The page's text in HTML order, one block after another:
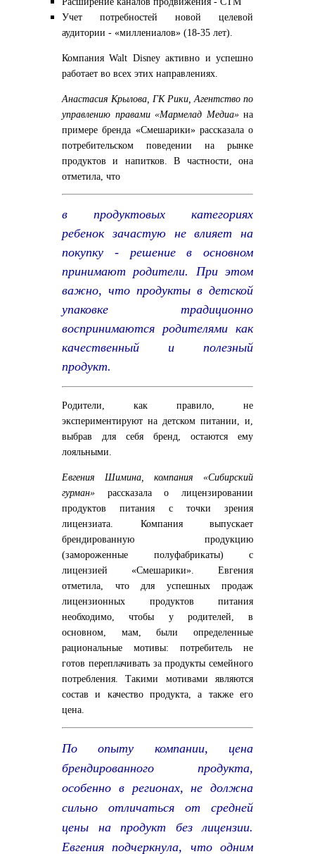
Учет потребностей новой целевой
аудитории - «миллениалов» (18-35 лет).
Компания Walt Disney активно и успешно
работает во всех этих направлениях.
Анастасия Крылова, ГК Рики, Агентство по
управлению правами «Мармелад Медиа» на
примере бренда «Смешарики» рассказала о
потребительском поведении на рынке
продуктов и напитков. В частности, она
отметила, что
в продуктовых категориях
ребенок зачастую не влияет на
покупку - решение в основном
принимают родители. При этом
важно, что продукты в детской
упаковке традиционно
воспринимаются родителями как
качественный и полезный
продукт.
Родители, как правило, не
экспериментируют на детском питании, и,
выбрав для себя бренд, остаются ему
лояльными.
Евгения Шимина, компания «Сибирский
гурман» рассказала о лицензировании
продуктов питания с точки зрения
лицензиата. Компания выпускает
брендированную продукцию
(замороженные полуфабрикаты) с
лицензией «Смешарики». Евгения
отметила, что для успешных продаж
лицензионных продуктов питания
необходимо, чтобы у родителей, в
основном, мам, были определенные
рациональные мотивы: потребитель не
готов переплачивать за продукты семейного
потребления. Такими мотивами являются
состав и качество продукта, а также его
цена.
По опыту компании, цена
брендированного продукта,
особенно в регионах, не должна
сильно отличаться от средней
цены на продукт без лицензии.
Евгения подчеркнула, что одним